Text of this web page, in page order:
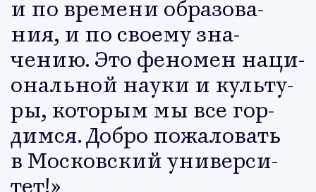
и по вре­мени об­ра­зова­
ния, и по сво­ему зна­
чению. Это фе­номен на­ци­
ональ­ной на­уки и куль­ту­
ры, ко­торым мы все гор­
димся. Доб­ро по­жало­вать
в Мос­ков­ский уни­вер­си­